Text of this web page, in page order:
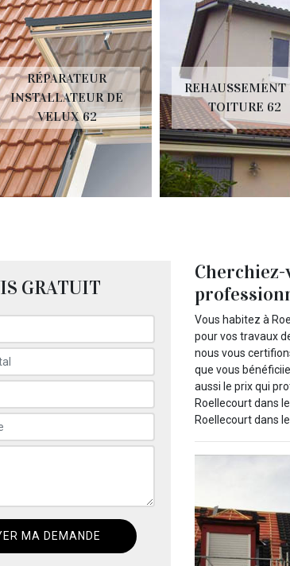
RÉPARATEUR
INSTALLATEUR DE
VELUX 62
REHAUSSEMENT
TOITURE 62
GRATUIT
Vous habitez à
pour vos travaux
nous vous
que vous
aussi le prix qui
Roellecourt dans
Roellecourt dans